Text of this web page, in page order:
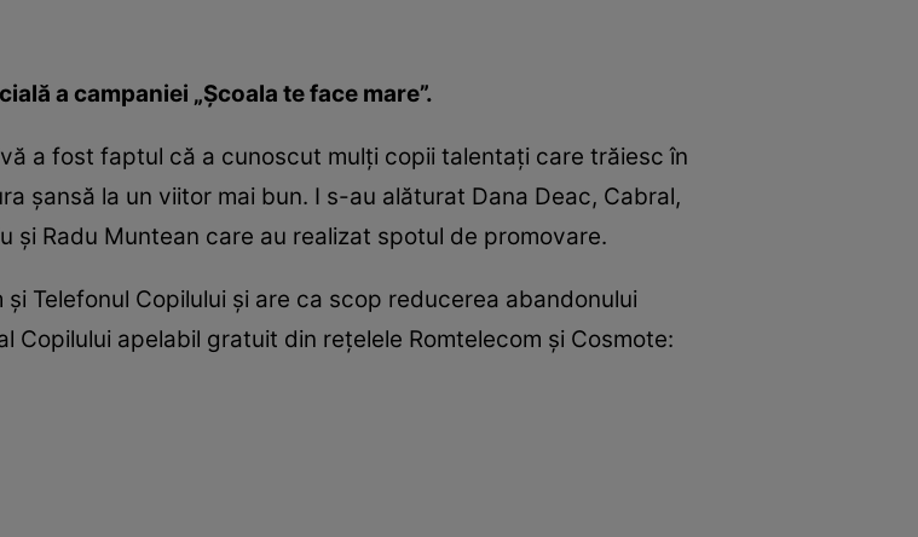
a campaniei „Şcoala te face mare”.
a fost faptul că a cunoscut mulţi copii talentaţi care trăiesc în
şansă la un viitor mai bun. I s-au alăturat Dana Deac, Cabral,
şi Radu Muntean care au realizat spotul de promovare.
Telefonul Copilului şi are ca scop reducerea abandonului
Copilului apelabil gratuit din reţelele Romtelecom şi Cosmote: